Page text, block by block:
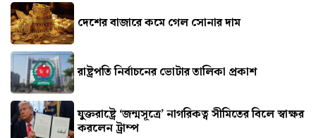
দেশের বাজারে কমে গেল সোনার দাম
রাষ্ট্রপতি নির্বাচনের ভোটার তালিকা প্রকাশ
যুক্তরাষ্ট্রে ‘জন্মসূত্রে’ নাগরিকত্ব সীমিতের বিলে স্বাক্ষর
করলেন ট্রাম্প